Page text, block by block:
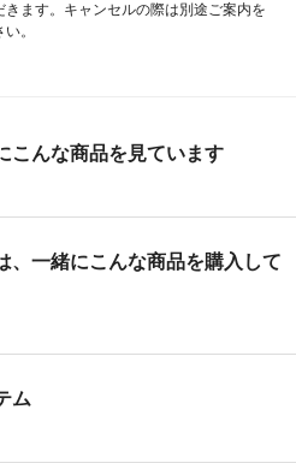
ます。キャンセルの際は別途ご案内を
。
こんな商品を見ています
、一緒にこんな商品を購入して
ム